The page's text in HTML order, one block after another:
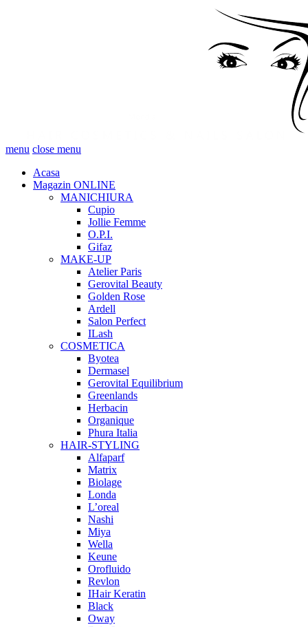
menu close menu
Acasa
Magazin ONLINE
MANICHIURA
Cupio
Jollie Femme
O.P.I.
Gifaz
MAKE-UP
Atelier Paris
Gerovital Beauty
Golden Rose
Ardell
Salon Perfect
ILash
COSMETICA
Byotea
Dermasel
Gerovital Equilibrium
Greenlands
Herbacin
Organique
Phura Italia
HAIR-STYLING
Alfaparf
Matrix
Biolage
Londa
L’oreal
Nashi
Miya
Wella
Keune
Orofluido
Revlon
IHair Keratin
Black
Oway